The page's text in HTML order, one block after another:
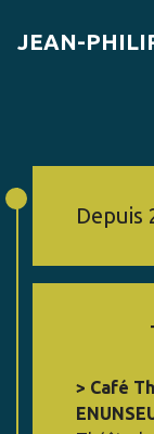
JEAN-
Depuis
> Café